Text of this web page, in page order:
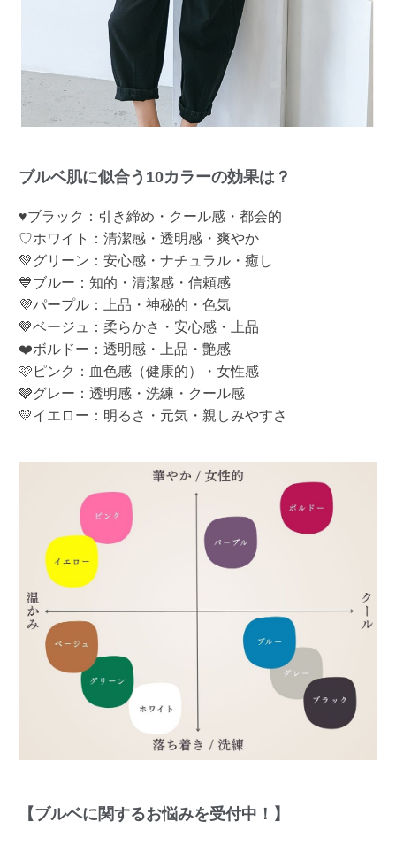
ブルベ肌に似合う10カラーの効果は？
♥ブラック：引き締め・クール感・都会的
♡ホワイト：清潔感・透明感・爽やか
💚グリーン：安心感・ナチュラル・癒し
💙ブルー：知的・清潔感・信頼感
💜パープル：上品・神秘的・色気
🤎ベージュ：柔らかさ・安心感・上品
❤️ボルドー：透明感・上品・艶感
🩷ピンク：血色感（健康的）・女性感
🩶グレー：透明感・洗練・クール感
💛イエロー：明るさ・元気・親しみやすさ
【ブルベに関するお悩みを受付中！】